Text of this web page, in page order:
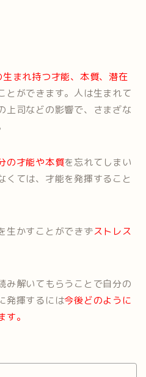
生まれ持つ才能、本質、潜在
とができます。人は生まれて
上司などの影響で、さまざな
の才能や本質を忘れてしまい
くては、才能を発揮すること
生かすことができずストレス
み解いてもらうことで自分の
発揮するには今後どのように
。